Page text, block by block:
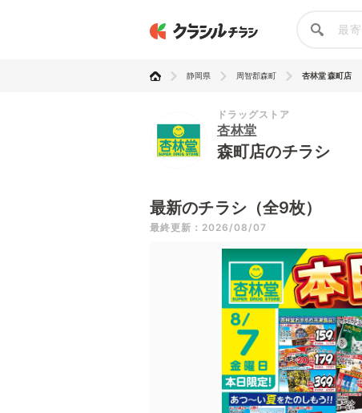
静岡県 周智郡森町 杏林堂 森町店
ドラッグストア
杏林堂
森町店のチラシ
最新のチラシ（全9枚）
最終更新：2026/08/07